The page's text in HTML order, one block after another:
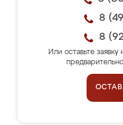
8
8
Или оставьте заявку